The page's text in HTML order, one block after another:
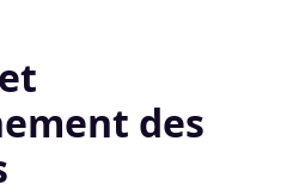
des